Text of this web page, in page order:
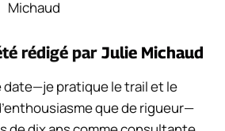
rédigé par Julie Michaud
date—je pratique le trail et le
que de rigueur—